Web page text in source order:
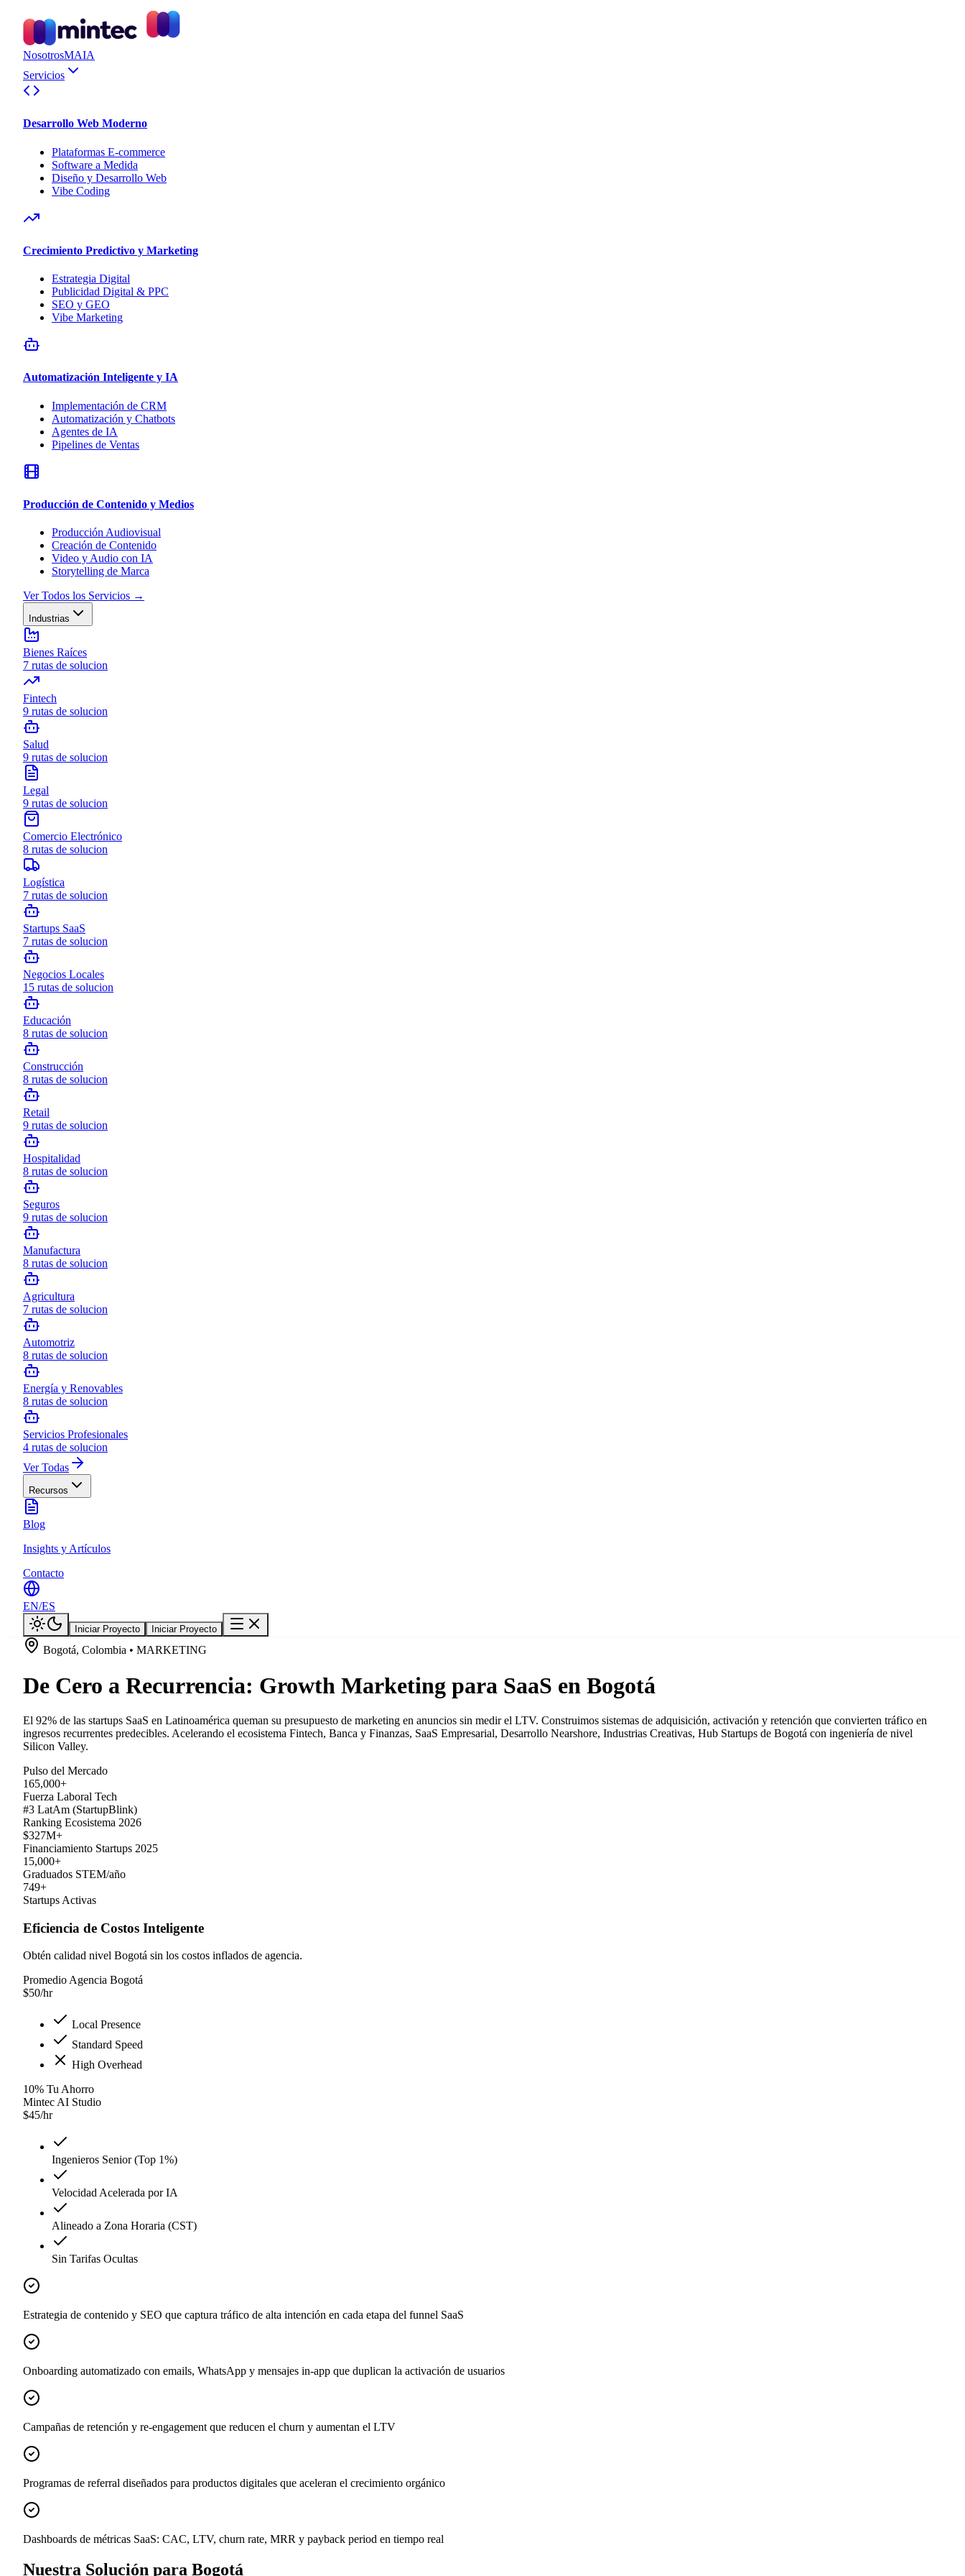
NosotrosMAIA
Servicios
Desarrollo Web Moderno
Plataformas E-commerce
Software a Medida
Diseño y Desarrollo Web
Vibe Coding
Crecimiento Predictivo y Marketing
Estrategia Digital
Publicidad Digital & PPC
SEO y GEO
Vibe Marketing
Automatización Inteligente y IA
Implementación de CRM
Automatización y Chatbots
Agentes de IA
Pipelines de Ventas
Producción de Contenido y Medios
Producción Audiovisual
Creación de Contenido
Video y Audio con IA
Storytelling de Marca
Ver Todos los Servicios →
Industrias
Bienes Raíces
7 rutas de solucion
Fintech
9 rutas de solucion
Salud
9 rutas de solucion
Legal
9 rutas de solucion
Comercio Electrónico
8 rutas de solucion
Logística
7 rutas de solucion
Startups SaaS
7 rutas de solucion
Negocios Locales
15 rutas de solucion
Educación
8 rutas de solucion
Construcción
8 rutas de solucion
Retail
9 rutas de solucion
Hospitalidad
8 rutas de solucion
Seguros
9 rutas de solucion
Manufactura
8 rutas de solucion
Agricultura
7 rutas de solucion
Automotriz
8 rutas de solucion
Energía y Renovables
8 rutas de solucion
Servicios Profesionales
4 rutas de solucion
Ver Todas
Recursos
Blog
Insights y Artículos
Contacto
EN/ES
Iniciar Proyecto Iniciar Proyecto
Bogotá, Colombia • MARKETING
De Cero a Recurrencia: Growth Marketing para SaaS en Bogotá
El 92% de las startups SaaS en Latinoamérica queman su presupuesto de marketing en anuncios sin medir el LTV. Construimos sistemas de adquisición, activación y retención que convierten tráfico en
ingresos recurrentes predecibles. Acelerando el ecosistema Fintech, Banca y Finanzas, SaaS Empresarial, Desarrollo Nearshore, Industrias Creativas, Hub Startups de Bogotá con ingeniería de nivel
Silicon Valley.
Pulso del Mercado
165,000+
Fuerza Laboral Tech
#3 LatAm (StartupBlink)
Ranking Ecosistema 2026
$327M+
Financiamiento Startups 2025
15,000+
Graduados STEM/año
749+
Startups Activas
Eficiencia de Costos Inteligente
Obtén calidad nivel Bogotá sin los costos inflados de agencia.
Promedio Agencia Bogotá
$50/hr
Local Presence
Standard Speed
High Overhead
10% Tu Ahorro
Mintec AI Studio
$45/hr
Ingenieros Senior (Top 1%)
Velocidad Acelerada por IA
Alineado a Zona Horaria (CST)
Sin Tarifas Ocultas
Estrategia de contenido y SEO que captura tráfico de alta intención en cada etapa del funnel SaaS
Onboarding automatizado con emails, WhatsApp y mensajes in-app que duplican la activación de usuarios
Campañas de retención y re-engagement que reducen el churn y aumentan el LTV
Programas de referral diseñados para productos digitales que aceleran el crecimiento orgánico
Dashboards de métricas SaaS: CAC, LTV, churn rate, MRR y payback period en tiempo real
Nuestra Solución para Bogotá